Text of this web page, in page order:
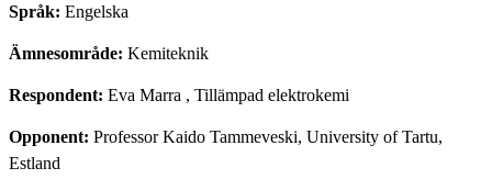
Språk: Engelska
Ämnesområde: Kemiteknik
Respondent: Eva Marra , Tillämpad elektrokemi
Opponent: Professor Kaido Tammeveski, University of Tartu,
Estland